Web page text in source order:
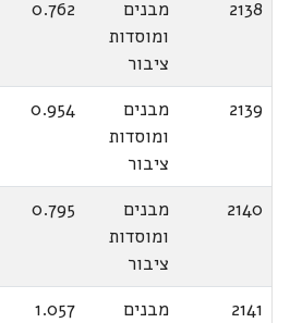
2138
מבנים
ומוסדות
ציבור
0.762
2139
מבנים
ומוסדות
ציבור
0.954
2140
מבנים
ומוסדות
ציבור
0.795
2141
מבנים
1.057